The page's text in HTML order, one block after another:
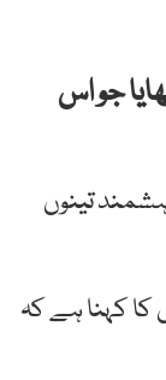
جو اس
تینوں
کا کہنا ہے کہ